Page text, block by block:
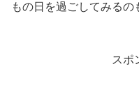
もの日を過ごしてみるの
スポ